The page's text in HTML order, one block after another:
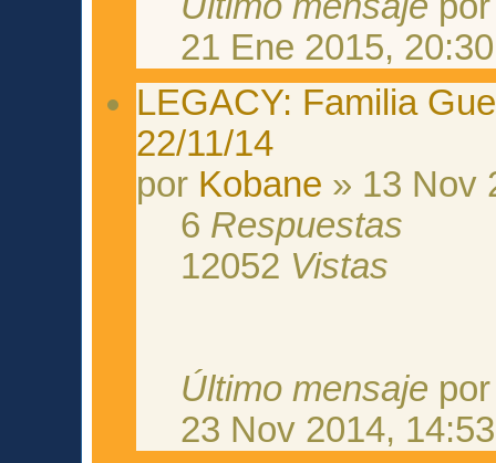
21 Ene 2015, 20:30
LEGACY: Familia
22/11/14
por Kobane » 13 Nov
6 Respuestas
12052 Vistas
Último mensaje
23 Nov 2014, 14:53